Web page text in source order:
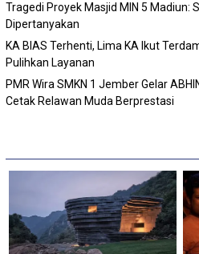
Tragedi Proyek Masjid MIN 5 Madiun:
Dipertanyakan
KA BIAS Terhenti, Lima KA Ikut
Pulihkan Layanan
PMR Wira SMKN 1 Jember Gelar
Cetak Relawan Muda Berprestasi